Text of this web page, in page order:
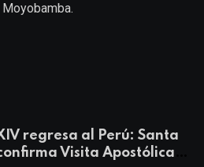
regresa al Perú: Santa
Visita Apostólica